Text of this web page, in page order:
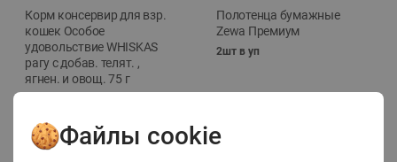
Корм консервир для взр.
кошек Особое
удовольствие WHISKAS
рагу с добав. телят. ,
ягнен. и овощ. 75 г
Полотенца бумажные
Zewa Премиум
2шт в уп
Файлы cookie